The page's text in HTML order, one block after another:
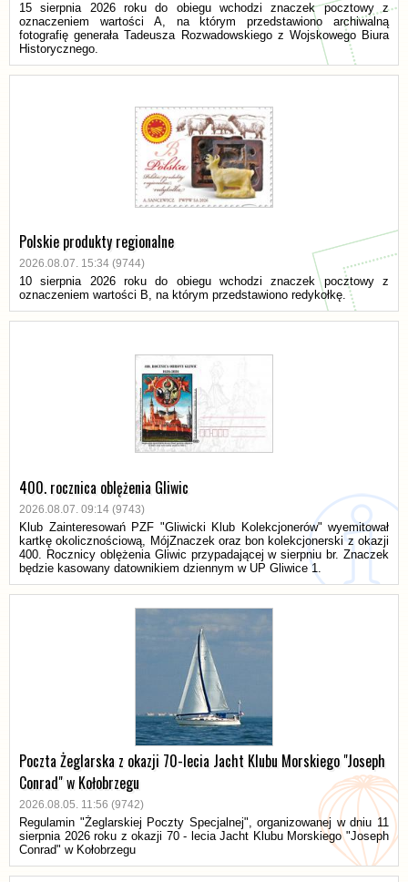
15 sierpnia 2026 roku do obiegu wchodzi znaczek pocztowy z
oznaczeniem wartości A, na którym przedstawiono archiwalną
fotografię generała Tadeusza Rozwadowskiego z Wojskowego Biura
Historycznego.
Polskie produkty regionalne
2026.08.07. 15:34 (9744)
10 sierpnia 2026 roku do obiegu wchodzi znaczek pocztowy z
oznaczeniem wartości B, na którym przedstawiono redykołkę.
400. rocznica oblężenia Gliwic
2026.08.07. 09:14 (9743)
Klub Zainteresowań PZF "Gliwicki Klub Kolekcjonerów" wyemitował
kartkę okolicznościową, MójZnaczek oraz bon kolekcjonerski z okazji
400. Rocznicy oblężenia Gliwic przypadającej w sierpniu br. Znaczek
będzie kasowany datownikiem dziennym w UP Gliwice 1.
Poczta Żeglarska z okazji 70-lecia Jacht Klubu Morskiego "Joseph
Conrad" w Kołobrzegu
2026.08.05. 11:56 (9742)
Regulamin "Żeglarskiej Poczty Specjalnej", organizowanej w dniu 11
sierpnia 2026 roku z okazji 70 - lecia Jacht Klubu Morskiego "Joseph
Conrad" w Kołobrzegu